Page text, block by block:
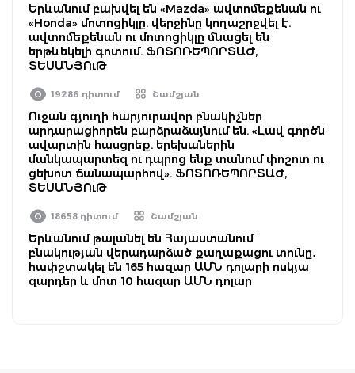
Երևանում բախվել են «Mazda» ավտոմեքենան ու
«Honda» մոտոցիկլը. վերջինը կողաշրջվել է.
ավտոմեքենան ու մոտոցիկլը մնացել են
երթևեկելի գոտում. ՖՈՏՈՌԵՊՈՐՏԱԺ,
ՏԵՍԱՆՅՈւԹ
19286 դիտում Շամշյան
Ուջան գյուղի հարյուրավոր բնակիչներ
արդարացիորեն բարձրաձայնում են. «Լավ գործն
ավարտին հասցրեք. երեխաներին
մանկապարտեզ ու դպրոց ենք տանում փոշոտ ու
ցեխոտ ճանապարհով». ՖՈՏՈՌԵՊՈՐՏԱԺ,
ՏԵՍԱՆՅՈւԹ
18658 դիտում Շամշյան
Երևանում թալանել են Հայաստանում
բնակության վերադարձած քաղաքացու տունը․
հափշտակել են 165 հազար ԱՄՆ դոլարի ոսկյա
զարդեր և մոտ 10 հազար ԱՄՆ դոլար